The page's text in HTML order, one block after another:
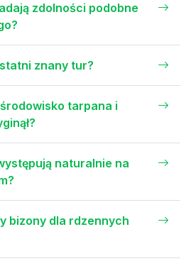
zdolności podobne
znany tur?
tarpana i
naturalnie na
bizony dla rdzennych